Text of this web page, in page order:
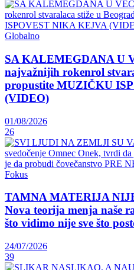
Globalno
SA KALEMEGDANA U
najvažnijih rokenrol
propustite MUZIČKU
(VIDEO)
01/08/2026
26
Fokus
TAMNA MATERIJA
Nova teorija menja naše
što vidimo nije sve što
24/07/2026
39